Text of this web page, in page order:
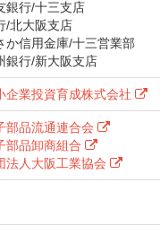
銀行/十三支店
/北大阪支店
か信用金庫/十三営業部
銀行/新大阪支店
企業投資育成株式会社
部品流通連合会
部品卸商組合
法人大阪工業協会